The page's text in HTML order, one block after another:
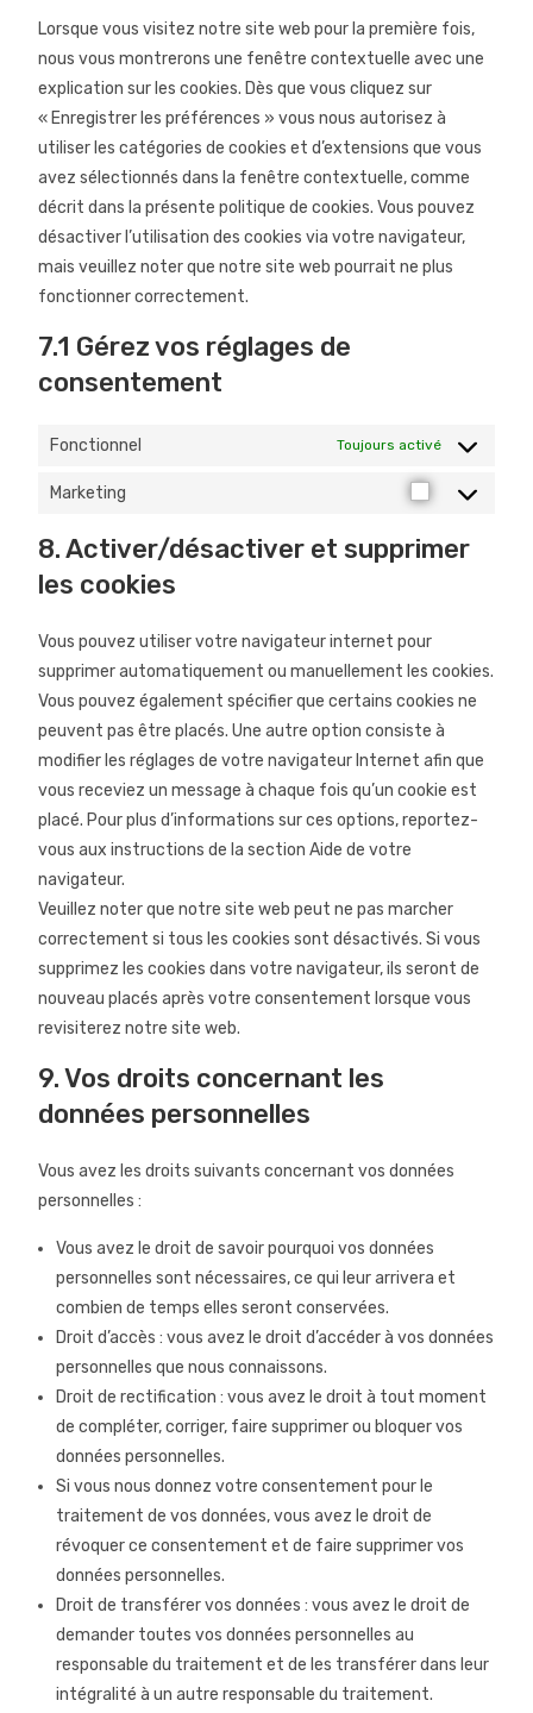
Lorsque vous visitez notre site web pour la première fois,
nous vous montrerons une fenêtre contextuelle avec une
explication sur les cookies. Dès que vous cliquez sur
« Enregistrer les préférences » vous nous autorisez à
utiliser les catégories de cookies et d’extensions que vous
avez sélectionnés dans la fenêtre contextuelle, comme
décrit dans la présente politique de cookies. Vous pouvez
désactiver l’utilisation des cookies via votre navigateur,
mais veuillez noter que notre site web pourrait ne plus
fonctionner correctement.
7.1 Gérez vos réglages de
consentement
Fonctionnel Toujours activé
Marketing
8. Activer/désactiver et supprimer
les cookies
Vous pouvez utiliser votre navigateur internet pour
supprimer automatiquement ou manuellement les cookies.
Vous pouvez également spécifier que certains cookies ne
peuvent pas être placés. Une autre option consiste à
modifier les réglages de votre navigateur Internet afin que
vous receviez un message à chaque fois qu’un cookie est
placé. Pour plus d’informations sur ces options, reportez-
vous aux instructions de la section Aide de votre
navigateur.
Veuillez noter que notre site web peut ne pas marcher
correctement si tous les cookies sont désactivés. Si vous
supprimez les cookies dans votre navigateur, ils seront de
nouveau placés après votre consentement lorsque vous
revisiterez notre site web.
9. Vos droits concernant les
données personnelles
Vous avez les droits suivants concernant vos données
personnelles :
Vous avez le droit de savoir pourquoi vos données
personnelles sont nécessaires, ce qui leur arrivera et
combien de temps elles seront conservées.
Droit d’accès : vous avez le droit d’accéder à vos données
personnelles que nous connaissons.
Droit de rectification : vous avez le droit à tout moment
de compléter, corriger, faire supprimer ou bloquer vos
données personnelles.
Si vous nous donnez votre consentement pour le
traitement de vos données, vous avez le droit de
révoquer ce consentement et de faire supprimer vos
données personnelles.
Droit de transférer vos données : vous avez le droit de
demander toutes vos données personnelles au
responsable du traitement et de les transférer dans leur
intégralité à un autre responsable du traitement.